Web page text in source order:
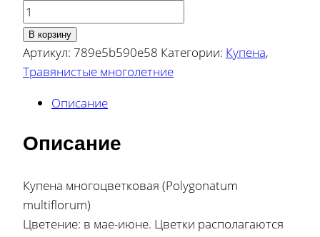
В корзину
Артикул: 789e5b590e58 Категории: Купена,
Травянистые многолетние
Описание
Описание
Купена многоцветковая (Polygonatum
multiflorum)
Цветение: в мае-июне. Цветки располагаются